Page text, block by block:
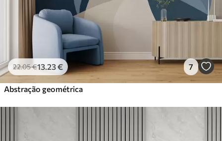
22.05€13 .23€ 7
Abstração geométrica